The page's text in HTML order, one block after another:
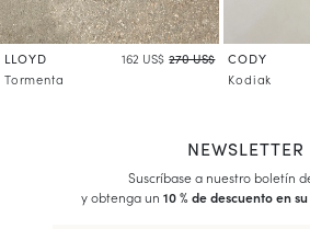
LLOYD 162 US$ 270 US$
Tormenta
CODY
Kodiak
NEWSLETTER
Suscríbase a nuestro boletín
y obtenga un 10 % de descuento en